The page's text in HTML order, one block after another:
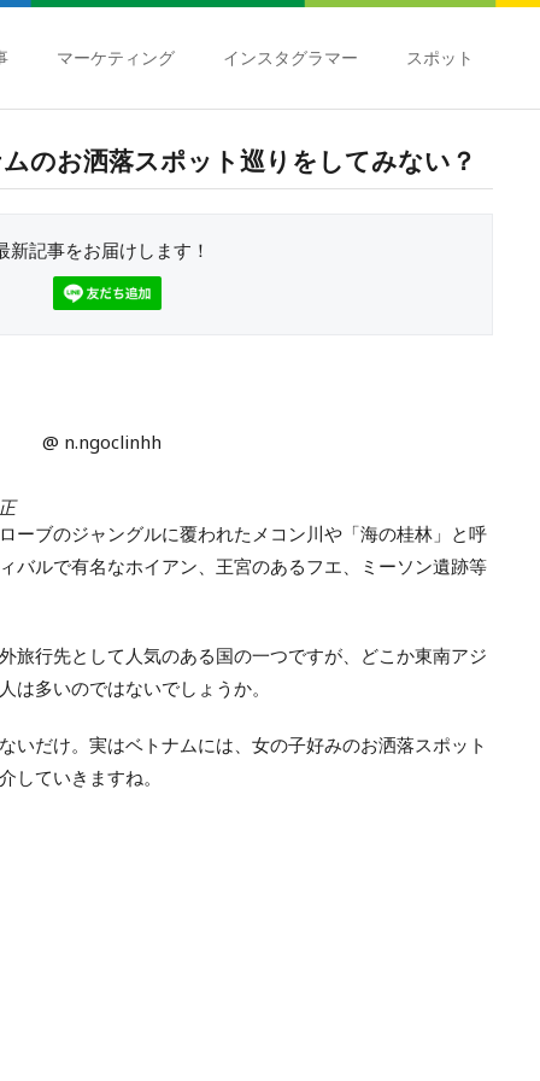
マーケティング インスタグラマー スポット
のお洒落スポット巡りをしてみない？
新記事をお届けします！
@ n.ngoclinhh
ーブのジャングルに覆われたメコン川や「海の桂林」と呼
バルで有名なホイアン、王宮のあるフエ、ミーソン遺跡等
旅行先として人気のある国の一つですが、どこか東南アジ
は多いのではないでしょうか。
いだけ。実はベトナムには、女の子好みのお洒落スポット
していきますね。